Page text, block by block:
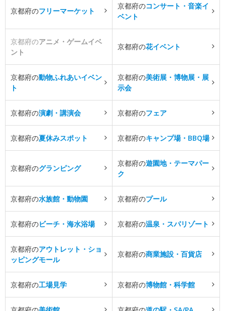
京都府のフリーマーケット
京都府のコンサート・音楽イ
ベント
京都府のアニメ・ゲームイベ
ント
京都府の花イベント
京都府の動物ふれあいイベン
ト
京都府の美術展・博物展・展
示会
京都府の演劇・講演会 京都府のフェア
京都府の夏休みスポット 京都府のキャンプ場・BBQ場
京都府のグランピング
京都府の遊園地・テーマパー
ク
京都府の水族館・動物園 京都府のプール
京都府のビーチ・海水浴場 京都府の温泉・スパリゾート
京都府のアウトレット・ショ
ッピングモール
京都府の商業施設・百貨店
京都府の工場見学 京都府の博物館・科学館